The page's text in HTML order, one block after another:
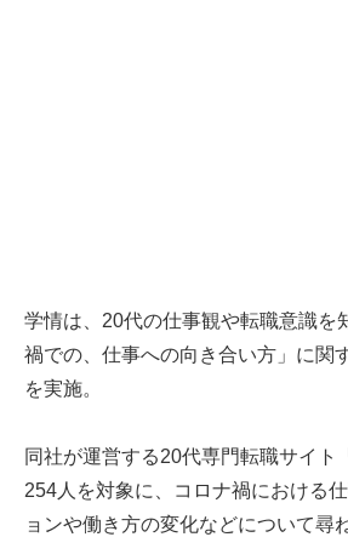
学情は、20代の仕事観や転職意識を
禍での、仕事への向き合い方」に関
を実施。
同社が運営する20代専門転職サイト
254人を対象に、コロナ禍における
ョンや働き方の変化などについて尋